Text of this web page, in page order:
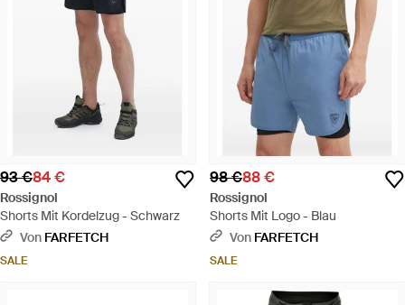
93 €84 €
Rossignol
Shorts Mit Kordelzug - Schwarz
Von FARFETCH
SALE
98 €88 €
Rossignol
Shorts Mit Logo - Blau
Von FARFETCH
SALE